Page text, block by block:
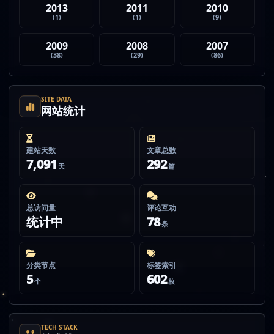
2013
(1)
2011
(1)
2010
(9)
2009
(38)
2008
(29)
2007
(86)
SITE DATA
网站统计
建站天数
7,091 天
文章总数
292篇
总访问量
统计中
评论互动
78条
分类节点
5个
标签索引
602枚
TECH STACK